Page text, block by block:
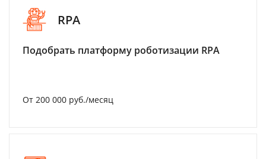
RPA
Подобрать платформу роботизации RPA
От 200 000 руб./месяц